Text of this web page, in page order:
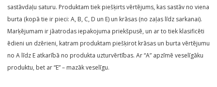
sastāvdaļu saturu. Produktam tiek piešķirts vērtējums, kas sastāv no viena
burta (kopā tie ir pieci: A, B, C, D un E) un krāsas (no zaļas līdz sarkanai).
Marķējumam ir jāatrodas iepakojuma priekšpusē, un ar to tiek klasificēti
ēdieni un dzērieni, katram produktam piešķirot krāsas un burta vērtējumu
no A līdz E atkarībā no produkta uzturvērtības. Ar “A” apzīmē veselīgāku
produktu, bet ar “E” – mazāk veselīgu.